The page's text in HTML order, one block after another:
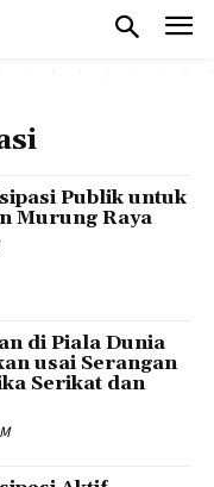
Publik untuk
Murung Raya
di Piala Dunia
usai Serangan
Serikat dan